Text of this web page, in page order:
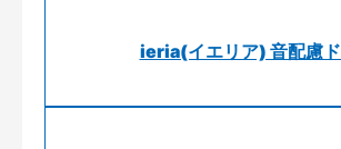
ieria(イエリア) 音配慮